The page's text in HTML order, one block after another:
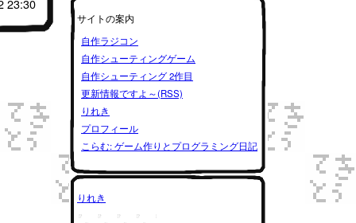
サイトの案内
自作ラジコン
自作シューティングゲーム
自作シューティング 2作目
更新情報ですよ～(RSS)
りれき
プロフィール
こらむ: ゲーム作りとプログラミング日記
りれき